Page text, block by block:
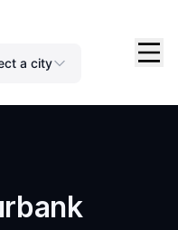
a city